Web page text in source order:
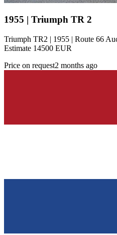
1955 | Triumph TR 2
Triumph TR2 | 1955 | Route 66
Estimate 14500 EUR
Price on request2 months ago